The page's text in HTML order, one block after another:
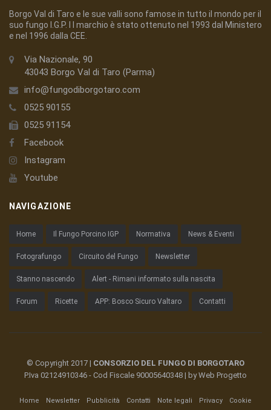
Borgo Val di Taro e le sue valli sono famose in tutto il mondo per il
suo fungo I.G.P. I l marchio è stato ottenuto nel 1993 dal Ministero
e nel 1996 dalla CEE.
Via Nazionale, 90
43043 Borgo Val di Taro (Parma)
info@fungodiborgotaro.com
0525 90155
0525 91154
Facebook
Instagram
Youtube
NAVIGAZIONE
Home Il Fungo Porcino IGP Normativa News & Eventi
Fotografungo Circuito del Fungo Newsletter
Stanno nascendo Alert - Rimani informato sulla nascita
Forum Ricette APP: Bosco Sicuro Valtaro Contatti
© Copyright 2017 | CONSORZIO DEL FUNGO DI BORGOTARO
P.Iva 02124910346 - Cod Fiscale 90005640348 | byWeb Progetto
Home Newsletter Pubblicità Contatti Note legali Privacy Cookie